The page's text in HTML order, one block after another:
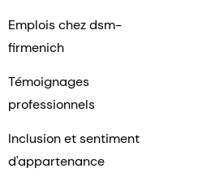
Emplois chez dsm-
firmenich
Témoignages
professionnels
Inclusion et sentiment
d'appartenance